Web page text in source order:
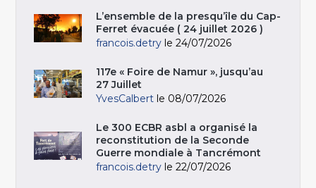
L’ensemble de la presqu’île du Cap-
Ferret évacuée ( 24 juillet 2026 )
francois.detry le 24/07/2026
117e « Foire de Namur », jusqu’au
27 Juillet
YvesCalbert le 08/07/2026
Le 300 ECBR asbl a organisé la
reconstitution de la Seconde
Guerre mondiale à Tancrémont
francois.detry le 22/07/2026